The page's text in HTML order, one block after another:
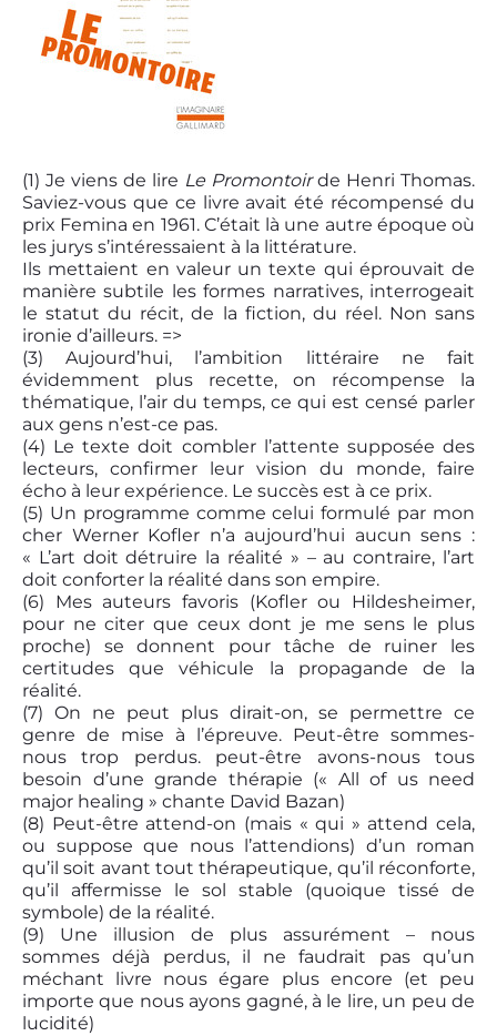
(1) Je viens de lire Le Promontoirde Henri Thomas.
Saviez-vous que ce livre avait été récompensé du
prix Femina en 1961. C’était là une autre époque où
les jurys s’intéressaient à la littérature.
Ils mettaient en valeur un texte qui éprouvait de
manière subtile les formes narratives, interrogeait
le statut du récit, de la fiction, du réel. Non sans
ironie d’ailleurs. =>
(3)Aujourd’hui, l’ambition littéraire ne fait
évidemment plus recette, on récompense la
thématique, l’air du temps, ce qui est censé parler
aux gens n’est-ce pas.
(4) Le texte doit combler l’attente supposée des
lecteurs, confirmer leur vision du monde, faire
écho à leur expérience. Le succès est à ce prix.
(5) Un programme comme celui formulé par mon
cher Werner Kofler n’a aujourd’hui aucun sens :
« L’art doit détruire la réalité » – au contraire, l’art
doit conforter la réalité dans son empire.
(6) Mes auteurs favoris (Kofler ou Hildesheimer,
pour ne citer que ceux dont je me sens le plus
proche) se donnent pour tâche de ruiner les
certitudes que véhicule la propagande de la
réalité.
(7) On ne peut plus dirait-on, se permettre ce
genre de mise à l’épreuve. Peut-être sommes-
nous trop perdus. peut-être avons-nous tous
besoin d’une grande thérapie (« All of us need
major healing » chante David Bazan)
(8) Peut-être attend-on (mais « qui » attend cela,
ou suppose que nous l’attendions) d’un roman
qu’il soit avant tout thérapeutique, qu’il réconforte,
qu’il affermisse le sol stable (quoique tissé de
symbole) de la réalité.
(9) Une illusion de plus assurément – nous
sommes déjà perdus, il ne faudrait pas qu’un
méchant livre nous égare plus encore (et peu
importe que nous ayons gagné, à le lire, un peu de
lucidité)